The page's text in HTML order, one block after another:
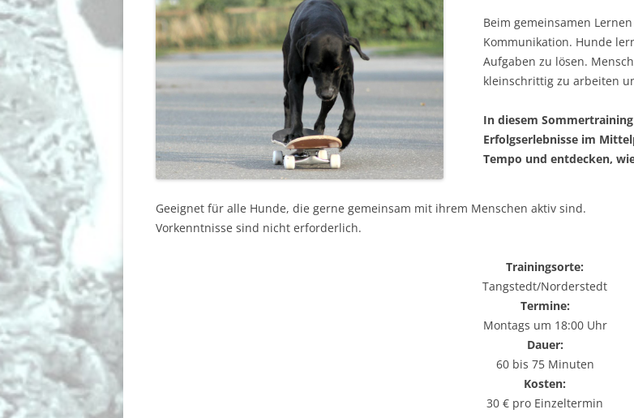
Beim gemeinsamen
Kommunikation. Hunde
Aufgaben zu lösen.
kleinschrittig zu arbeiten
In diesem
Erfolgserlebnisse im
Tempo und entdecken,
Geeignet für alle Hunde, die gerne gemeinsam mit ihrem Menschen aktiv sind.
Vorkenntnisse sind nicht erforderlich.
Trainingsorte:
Tangstedt/Norderstedt
Termine:
Montags um 18:00 Uhr
Dauer:
60 bis 75 Minuten
Kosten:
30 € pro Einzeltermin